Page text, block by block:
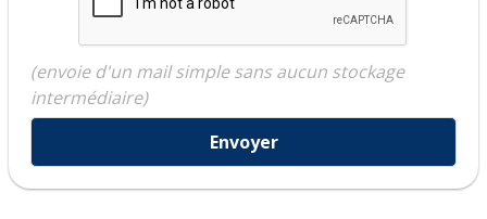
(envoie d'un mail simple sans aucun stockage
intermédiaire)
Envoyer